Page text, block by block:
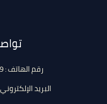
رقم الهاتف : 00971565988919
البريد